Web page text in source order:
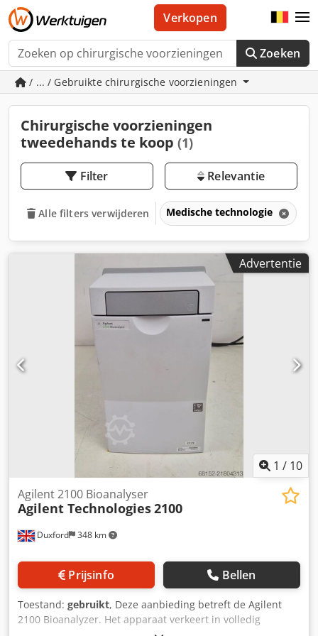
Zoeken
Verkopen
/ ... / Gebruikte chirurgische voorzieningen
Chirurgische voorzieningen
tweedehands te koop (1)
Filter Relevantie
Alle filters verwijderen Medische technologie
Advertentie
1 / 10
Duxford 348 km
Agilent 2100 Bioanalyser
Agilent Technologies2100
Prijsinfo Bellen
Toestand: gebruikt, Deze aanbieding betreft de Agilent
2100 Bioanalyzer. Het apparaat verkeert in volledig